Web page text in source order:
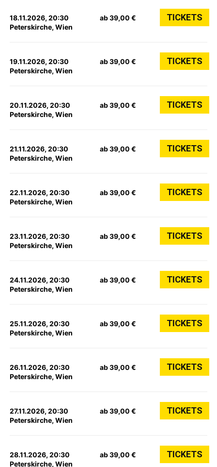
18.11.2026, 20:30
Peterskirche, Wien
ab 39,00 € TICKETS
19.11.2026, 20:30
Peterskirche, Wien
ab 39,00 € TICKETS
20.11.2026, 20:30
Peterskirche, Wien
ab 39,00 € TICKETS
21.11.2026, 20:30
Peterskirche, Wien
ab 39,00 € TICKETS
22.11.2026, 20:30
Peterskirche, Wien
ab 39,00 € TICKETS
23.11.2026, 20:30
Peterskirche, Wien
ab 39,00 € TICKETS
24.11.2026, 20:30
Peterskirche, Wien
ab 39,00 € TICKETS
25.11.2026, 20:30
Peterskirche, Wien
ab 39,00 € TICKETS
26.11.2026, 20:30
Peterskirche, Wien
ab 39,00 € TICKETS
27.11.2026, 20:30
Peterskirche, Wien
ab 39,00 € TICKETS
28.11.2026, 20:30
Peterskirche, Wien
ab 39,00 € TICKETS